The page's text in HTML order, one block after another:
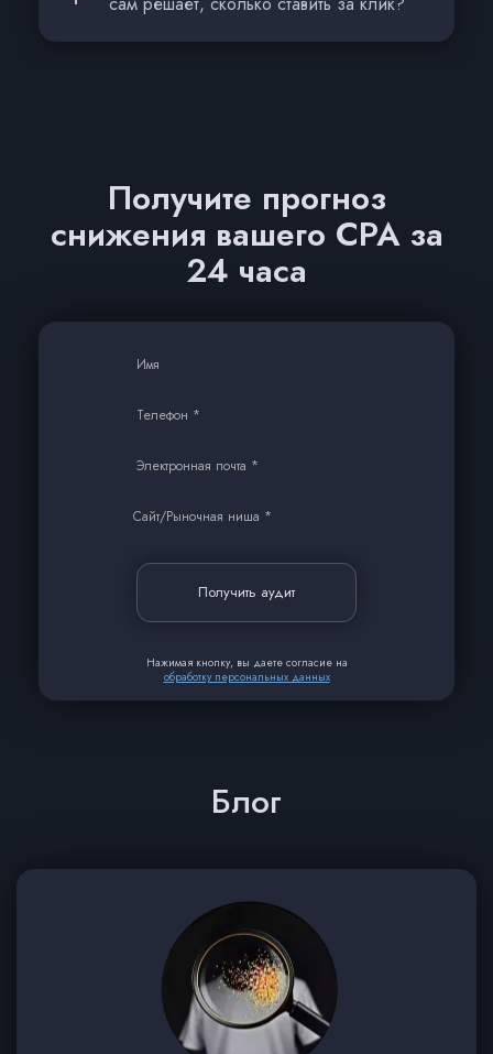
Получите прогноз
снижения вашего CPA за
24 часа
Имя
Телефон *
Электронная почта *
Сайт/Рыночная ниша *
Получить аудит
Нажимая кнопку, вы даете согласие на
обработку персональных данных
Блог